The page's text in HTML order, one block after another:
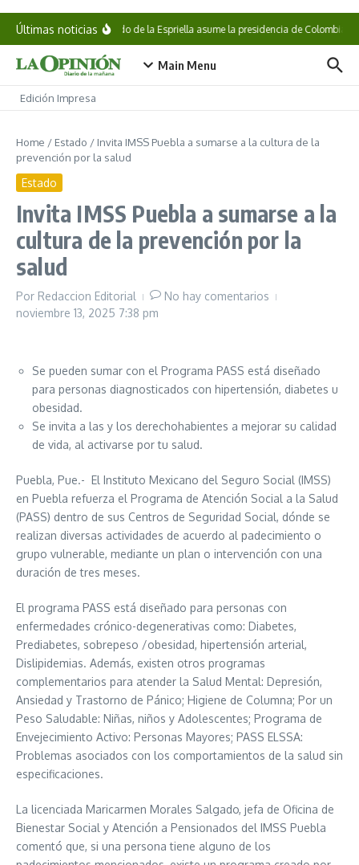
Saltar al contenido
Últimas noticiasAbelardo de la Espriella asume la presidencia de Colombia
Main Menu
Edición Impresa
Home / Estado / Invita IMSS Puebla a sumarse a la cultura de la
prevención por la salud
Estado
Invita IMSS Puebla a sumarse a la
cultura de la prevención por la
salud
Por Redaccion Editorial
No hay comentarios
noviembre 13, 2025 7:38 pm
Se pueden sumar con el Programa PASS está diseñado
para personas diagnosticados con hipertensión, diabetes u
obesidad.
Se invita a las y los derechohabientes a mejorar su calidad
de vida, al activarse por tu salud.
Puebla, Pue.- El Instituto Mexicano del Seguro Social (IMSS)
en Puebla refuerza el Programa de Atención Social a la Salud
(PASS) dentro de sus Centros de Seguridad Social, dónde se
realizan diversas actividades de acuerdo al padecimiento o
grupo vulnerable, mediante un plan o intervención con una
duración de tres meses.
El programa PASS está diseñado para personas con
enfermedades crónico-degenerativas como: Diabetes,
Prediabetes, sobrepeso /obesidad, hipertensión arterial,
Dislipidemias. Además, existen otros programas
complementarios para atender la Salud Mental: Depresión,
Ansiedad y Trastorno de Pánico; Higiene de Columna; Por un
Peso Saludable: Niñas, niños y Adolescentes; Programa de
Envejecimiento Activo: Personas Mayores; PASS ELSSA:
Problemas asociados con los comportamientos de la salud sin
especificaciones.
La licenciada Maricarmen Morales Salgado, jefa de Oficina de
Bienestar Social y Atención a Pensionados del IMSS Puebla
comentó que, si una persona tiene alguno de los